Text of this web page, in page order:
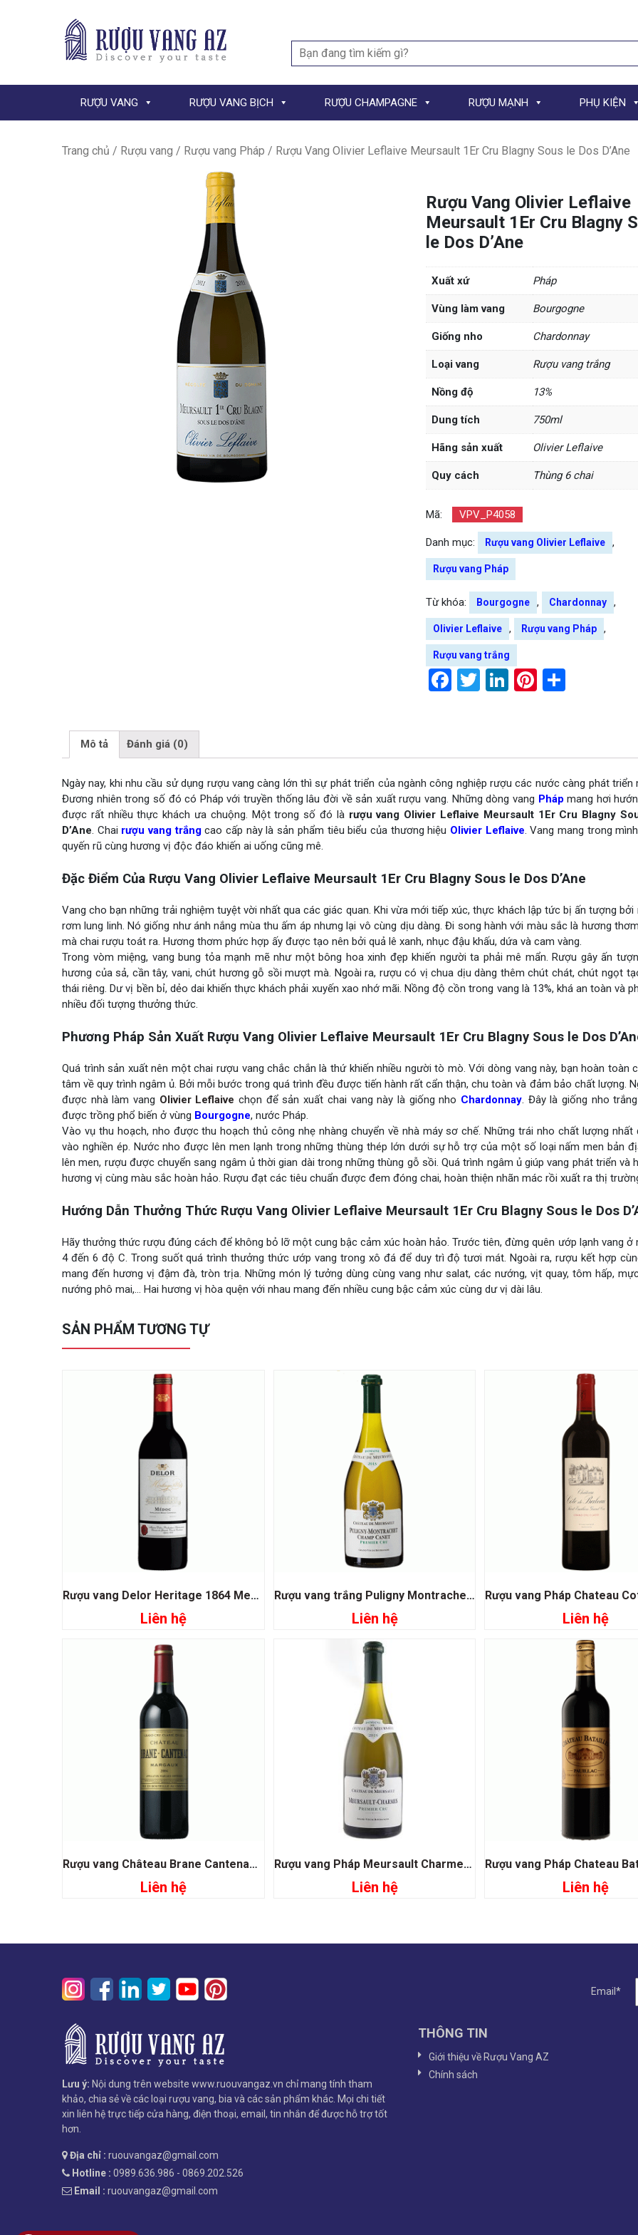
Search
for:
RƯỢU VANG RƯỢU VANG BỊCH RƯỢU CHAMPAGNE RƯỢU MẠNH PHỤ KIỆN
Trang chủ / Rượu vang / Rượu vang Pháp / Rượu Vang Olivier Leflaive Meursault 1Er Cru Blagny Sous le Dos D’Ane
Rượu Vang Olivier Leflaive
Meursault 1Er Cru Blagny
le Dos D’Ane
Xuất xứ Pháp
Vùng làm vang Bourgogne
Giống nho Chardonnay
Loại vang Rượu vang trắng
Nồng độ 13%
Dung tích 750ml
Hãng sản xuất Olivier Leflaive
Quy cách Thùng 6 chai
Mã: VPV_P4058
Danh mục: Rượu vang Olivier Leflaive ,
Rượu vang Pháp
Từ khóa: Bourgogne , Chardonnay ,
Olivier Leflaive , Rượu vang Pháp ,
Rượu vang trắng
Facebook
Twitter
LinkedIn
Pinterest
Mô tả Đánh giá (0)
Ngày nay, khi nhu cầu sử dụng rượu vang càng lớn thì sự phát triển của ngành công nghiệp rượu các nước càng phát triển
Đương nhiên trong số đó có Pháp với truyền thống lâu đời về sản xuất rượu vang. Những dòng vang Pháp mang hơi
được rất nhiều thực khách ưa chuộng. Một trong số đó là rượu vang Olivier Leflaive Meursault 1Er Cru Blagny
D’Ane. Chai rượu vang trắngcao cấp này là sản phẩm tiêu biểu của thương hiệu Olivier Leflaive. Vang mang trong
quyến rũ cùng hương vị độc đáo khiến ai uống cũng mê.
Đặc Điểm Của Rượu Vang Olivier Leflaive Meursault 1Er Cru Blagny Sous le Dos D’Ane
Vang cho bạn những trải nghiệm tuyệt vời nhất qua các giác quan. Khi vừa mới tiếp xúc, thực khách lập tức bị ấn tượng bởi
rơm lung linh. Nó giống như ánh nắng mùa thu ấm áp nhưng lại vô cùng dịu dàng. Đi song hành với màu sắc là hương
mà chai rượu toát ra. Hương thơm phức hợp ấy được tạo nên bởi quả lê xanh, nhục đậu khấu, dứa và cam vàng.
Trong vòm miệng, vang bung tỏa mạnh mẽ như một bông hoa xinh đẹp khiến người ta phải mê mẩn. Rượu gây ấn
hương của sả, cần tây, vani, chút hương gỗ sồi mượt mà. Ngoài ra, rượu có vị chua dịu dàng thêm chút chát, chút ngọt
thái riêng. Dư vị bền bỉ, dẻo dai khiến thực khách phải xuyến xao nhớ mãi. Nồng độ cồn trong vang là 13%, khá an toàn và
nhiều đối tượng thưởng thức.
Phương Pháp Sản Xuất Rượu Vang Olivier Leflaive Meursault 1Er Cru Blagny Sous le Dos
Quá trình sản xuất nên một chai rượu vang chắc chắn là thứ khiến nhiều người tò mò. Với dòng vang này, bạn hoàn toàn
tâm về quy trình ngâm ủ. Bởi mỗi bước trong quá trình đều được tiến hành rất cẩn thận, chu toàn và đảm bảo chất lượng.
được nhà làm vang Olivier Leflaive chọn để sản xuất chai vang này là giống nho Chardonnay. Đây là giống nho
được trồng phổ biến ở vùng Bourgogne, nước Pháp.
Vào vụ thu hoạch, nho được thu hoạch thủ công nhẹ nhàng chuyển về nhà máy sơ chế. Những trái nho chất lượng nhất
vào nghiền ép. Nước nho được lên men lạnh trong những thùng thép lớn dưới sự hỗ trợ của một số loại nấm men bản
lên men, rượu được chuyển sang ngâm ủ thời gian dài trong những thùng gỗ sồi. Quá trình ngâm ủ giúp vang phát triển và
hương vị cùng màu sắc hoàn hảo. Rượu đạt các tiêu chuẩn được đem đóng chai, hoàn thiện nhãn mác rồi xuất ra thị
Hướng Dẫn Thưởng Thức Rượu Vang Olivier Leflaive Meursault 1Er Cru Blagny Sous le Dos
Hãy thưởng thức rượu đúng cách để không bỏ lỡ một cung bậc cảm xúc hoàn hảo. Trước tiên, đừng quên ướp lạnh vang ở
4 đến 6 độ C. Trong suốt quá trình thưởng thức ướp vang trong xô đá để duy trì độ tươi mát. Ngoài ra, rượu kết hợp
mang đến hương vị đậm đà, tròn trịa. Những món lý tưởng dùng cùng vang như salat, các nướng, vịt quay, tôm hấp,
nướng phô mai,… Hai hương vị hòa quện với nhau mang đến nhiều cung bậc cảm xúc cùng dư vị dài lâu.
SẢN PHẨM TƯƠNG TỰ
Đọc tiếp
Rượu vang Delor Heritage 1864 Medoc
Liên hệ
Đọc tiếp
Rượu vang trắng Puligny Montrachet Champ Canet Premier Cru
Liên hệ
Đọc tiếp
Liên hệ
Đọc tiếp
Rượu vang Château Brane Cantenac Grand Cru Classe 1855
Liên hệ
Đọc tiếp
Rượu vang Pháp Meursault Charmes Premier Cru
Liên hệ
Đọc tiếp
Liên hệ
Lưu ý: Nội dung trên website www.ruouvangaz.vn chỉ mang tính tham
khảo, chia sẻ về các loại rượu vang, bia và các sản phẩm khác. Mọi chi tiết
xin liên hệ trực tiếp cửa hàng, điện thoại, email, tin nhắn để được hỗ trợ tốt
hơn.
Địa chỉ : ruouvangaz@gmail.com
Hotline : 0989.636.986 - 0869.202.526
Email : ruouvangaz@gmail.com
Email*
THÔNG TIN
Giới thiệu về Rượu Vang AZ
Chính sách